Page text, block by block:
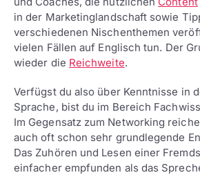
in der Marketinglandschaft sowie
verschiedenen Nischenthemen
vielen Fällen auf Englisch tun. Der
wieder die Reichweite.
Verfügst du also über Kenntnisse in
Sprache, bist du im Bereich
Im Gegensatz zum Networking
auch oft schon sehr grundlegende
Das Zuhören und Lesen einer
einfacher empfunden als das